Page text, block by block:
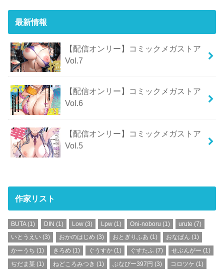
最新情報
【配信オンリー】コミックメガストア
Vol.7
【配信オンリー】コミックメガストア
Vol.6
【配信オンリー】コミックメガストア
Vol.5
作家リスト
BUTA(1) DIN (1) Low(3) Lpw (1) Oni-noboru (1) urute (7)
いとうえい (3) おかのはじめ (3) おとぎりふあ (1) おなぱん (1)
かーうち (1) きろめ (1) ぐうすか(1) ぐすたふ (7) せぶんがー (1)
ぢだま某 (1) ねどころみつき (1) ぶなぴー397円 (3) コロツケ (1)